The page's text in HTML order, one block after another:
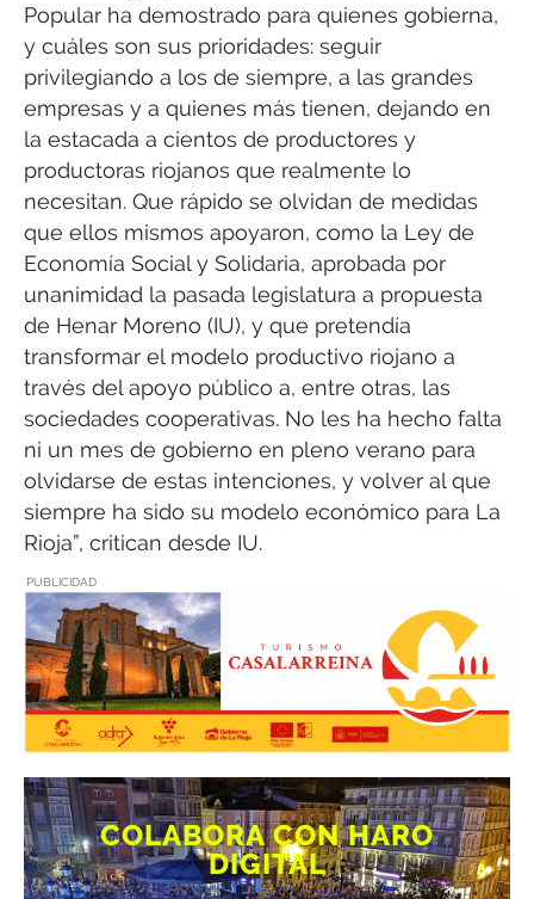
Popular ha demostrado para quienes gobierna,
y cuáles son sus prioridades: seguir
privilegiando a los de siempre, a las grandes
empresas y a quienes más tienen, dejando en
la estacada a cientos de productores y
productoras riojanos que realmente lo
necesitan. Que rápido se olvidan de medidas
que ellos mismos apoyaron, como la Ley de
Economía Social y Solidaria, aprobada por
unanimidad la pasada legislatura a propuesta
de Henar Moreno (IU), y que pretendía
transformar el modelo productivo riojano a
través del apoyo público a, entre otras, las
sociedades cooperativas. No les ha hecho falta
ni un mes de gobierno en pleno verano para
olvidarse de estas intenciones, y volver al que
siempre ha sido su modelo económico para La
Rioja”, critican desde IU.
PUBLICIDAD
COLABORA CON HARO
DIGITAL